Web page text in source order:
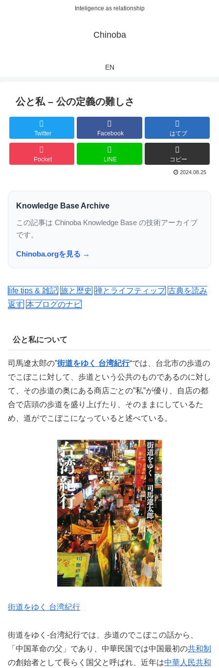
Inteligence as relationship
Chinoba
EN
公と私 – 公の定義の難しさ
Twitter Facebook はてブ
Pocket LINE コピー
2024.08.25
Knowledge Base Archive
この記事は Chinoba Knowledge Base の技術アーカイブ
です。
Chinoba.orgを見る →
life tips & 雑記 旅と歴史 禅とライフティップ 古典を読み
返す 本ブログのナビ
公と私について
司馬遼太郎の”街道をゆく 台湾紀行“では、台北市の歩道の
でこぼこに対して、歩道という公共のものであるのに対し
て、その歩道の奥にある商店ごとの”私”が優り、自店の都
合で店頭の歩道を盛り上げたり、そのままにしているた
め、道がでこぼこになっていると述べている。
街道をゆく 台湾紀行
街道をゆく-台湾紀行では、歩道のでこぼこの話から、
「中国革命の父」であり、中華民国では中国最初の共和制
の創始者として長らく 国父と呼ばれ、近年は中華人民共和